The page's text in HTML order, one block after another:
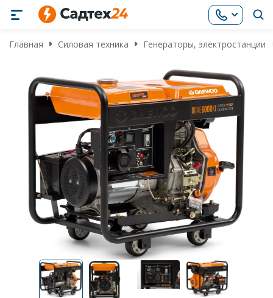
Главная Силовая техника Генераторы, электростанции